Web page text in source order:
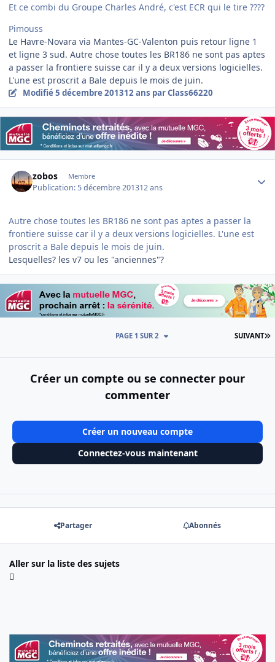
Et ce combi du Groupe Charles André, c'est ECR qui le tire ????
Pimouss
Le Havre-Novara via Mantes-GC-Valenton puis retour ligne 1
et ligne 3 sud. Autre chose toutes les BR186 ne sont pas aptes
a passer la frontiere suisse car il y a deux versions logicielles.
L'une est proscrit a Bale depuis le mois de juin.
Modifié5 décembre 201312 ans par Class66220
zobos Membre
Publication: 5 décembre 201312 ans
Autre chose toutes les BR186 ne sont pas aptes a passer la
frontiere suisse car il y a deux versions logicielles. L'une est
proscrit a Bale depuis le mois de juin.
Lesquelles? les v7 ou les "anciennes"?
SUIVANT
PAGE 1 SUR 2
Créer un compte ou se connecter pour
commenter
Créer un nouveau compte
Connectez-vous maintenant
Partager Abonnés
Aller sur la liste des sujets